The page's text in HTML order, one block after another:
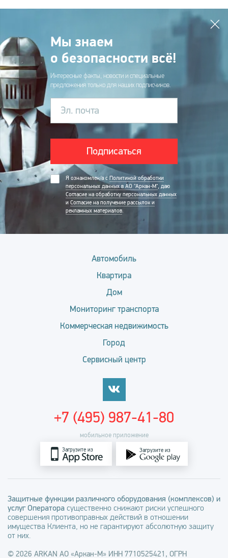
Мы знаем
о безопасности всё!
Интересные факты, новости и специальные
предложения только для наших подписчиков.
Эл. почта
Подписаться
Я ознакомлен/а с Политикой обработки
персональных данных в АО "Аркан-М", даю
Согласие на обработку персональных данных
и Согласие на получение рассылок и
рекламных материалов.
Автомобиль
Квартира
Дом
Мониторинг транспорта
Коммерческая недвижимость
Город
Сервисный центр
мобильное приложение
Загрузите из Загрузите из
+7 (495) 987-41-80
Защитные функции различного оборудования (комплексов) и
услуг Оператора существенно снижают риски успешного
совершения противоправных действий в отношении
имущества Клиента, но не гарантируют абсолютную защиту
от них.
© 2026 ARKAN АО «Аркан-М» ИНН 7710525421, ОГРН